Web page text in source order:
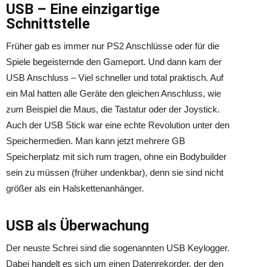
USB – Eine einzigartige
Schnittstelle
Früher gab es immer nur PS2 Anschlüsse oder für die
Spiele begeisternde den Gameport. Und dann kam der
USB Anschluss – Viel schneller und total praktisch. Auf
ein Mal hatten alle Geräte den gleichen Anschluss, wie
zum Beispiel die Maus, die Tastatur oder der Joystick.
Auch der USB Stick war eine echte Revolution unter den
Speichermedien. Man kann jetzt mehrere GB
Speicherplatz mit sich rum tragen, ohne ein Bodybuilder
sein zu müssen (früher undenkbar), denn sie sind nicht
größer als ein Halskettenanhänger.
USB als Überwachung
Der neuste Schrei sind die sogenannten USB Keylogger.
Dabei handelt es sich um einen Datenrekorder, der den